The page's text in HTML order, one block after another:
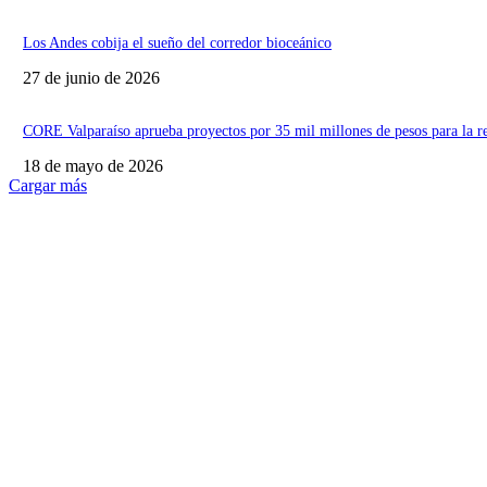
Los Andes cobija el sueño del corredor bioceánico
27 de junio de 2026
CORE Valparaíso aprueba proyectos por 35 mil millones de pesos para la
18 de mayo de 2026
Cargar más